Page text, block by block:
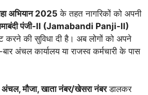
अभियान 2025 के तहत नागरिकों को अपनी
पंजी-II (Jamabandi Panji-II)
की सुविधा दी है। अब लोगों को अपने
अंचल कार्यालय या राजस्व कर्मचारी के पास
अंचल, मौजा, खाता नंबर/खेसरा नंबरडालकर